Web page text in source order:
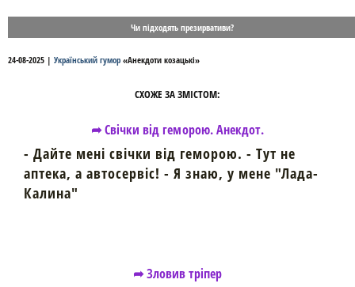
Чи підходять презирвативи?
24-08-2025 | Український гумор «Анекдоти козацькі»
СХОЖЕ ЗА ЗМІСТОМ:
➦ Свічки від геморою. Анекдот.
- Дайте мені свічки від геморою. - Тут не
аптека, а автосервіс! - Я знаю, у мене "Лада-
Калина"
➦ Зловив тріпер